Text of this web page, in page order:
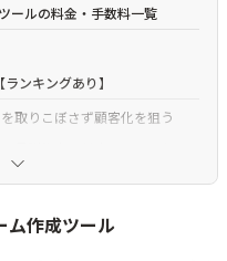
ールの料金・手数料一覧
ンキングあり】
取りこぼさず顧客化を狙う
ム作成ツール